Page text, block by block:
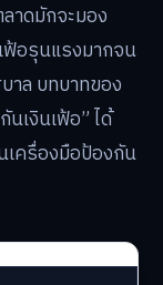
าดมักจะมอง
ฟ้อรุนแรงมากจน
าล บทบาทของ
เงินเฟ้อ” ได้
ครื่องมือป้องกัน